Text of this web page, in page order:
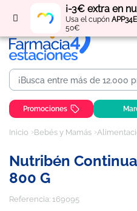
¡-3€ extra en
Usa el cupón APP34E
50€
Regístratey obtén
Promociones
Inicio Bebés y Mamás
Nutribén
800 G
Referencia: 169095